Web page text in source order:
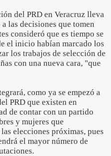
del PRD en Veracruz lleva
las decisiones que tomen
consideró que es tiempo se
el inicio habían marcado los
los trabajos de selección de
con una nueva cara, "que
como ya se empezó a
PRD que existen en
de contar con un partido
y mujeres que
elecciones próximas, pues
el mayor número de